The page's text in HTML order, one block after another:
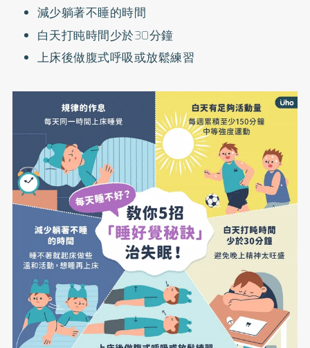
減少躺著不睡的時間
白天打盹時間少於30分鐘
上床後做腹式呼吸或放鬆練習